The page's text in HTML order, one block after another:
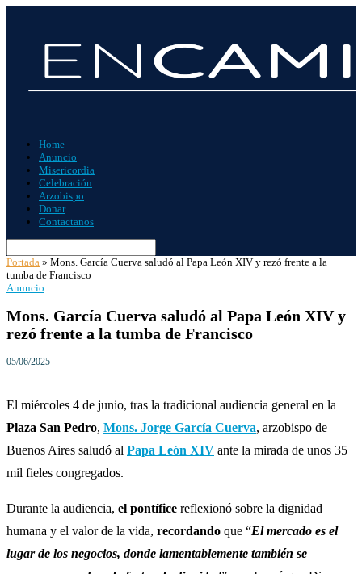
Home
Anuncio
Misericordia
Celebración
Arzobispo
Donar
Contactanos
Portada » Mons. García Cuerva saludó al Papa León XIV y rezó frente a la
tumba de Francisco
Anuncio
Mons. García Cuerva saludó al Papa León XIV y
rezó frente a la tumba de Francisco
05/06/2025
El miércoles 4 de junio, tras la tradicional audiencia general en la
Plaza San Pedro, Mons. Jorge García Cuerva, arzobispo de
Buenos Aires saludó al Papa León XIV ante la mirada de unos 35
mil fieles congregados.
Durante la audiencia, el pontífice reflexionó sobre la dignidad
humana y el valor de la vida, recordando que “El mercado es el
lugar de los negocios, donde lamentablemente también se